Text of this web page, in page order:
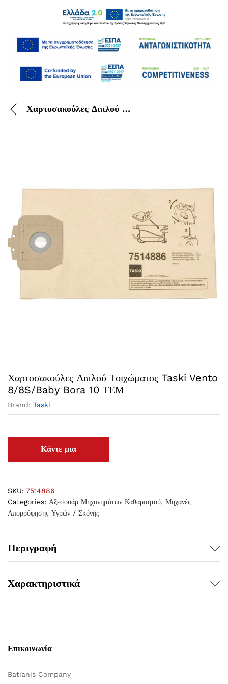
Χαρτοσακούλες Διπλού Τοιχώματος Taski Vento 8/8S/Baby Bora 10 ΤΕΜ
Χαρτοσακούλες Διπλού Τοιχώματος Taski Vento
8/8S/Baby Bora 10 ΤΕΜ
Brand: Taski
SKU: 7514886
Categories: Αξεσουάρ Μηχανημάτων Καθαρισμού, Μηχανές
Απορρόφησης Υγρών / Σκόνης
Περιγραφή
Χαρακτηριστικά
Επικοινωνία
Batianis Company